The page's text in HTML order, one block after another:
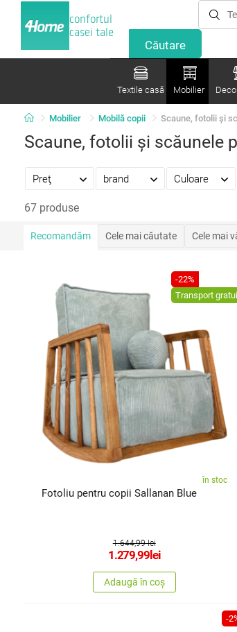
confortul
casei tale
Textile casă Mobilier
Mobilier Mobilă copii Scaune, fotolii și
Scaune, fotolii și scăunele
Preţ brand Culoare
67 produse
Recomandăm Cele mai căutate Cele mai
-22%
Transport
în stoc
Fotoliu pentru copii Sallanan Blue
1.644,99 lei
1.279,99 lei
Adaugă în coș
-